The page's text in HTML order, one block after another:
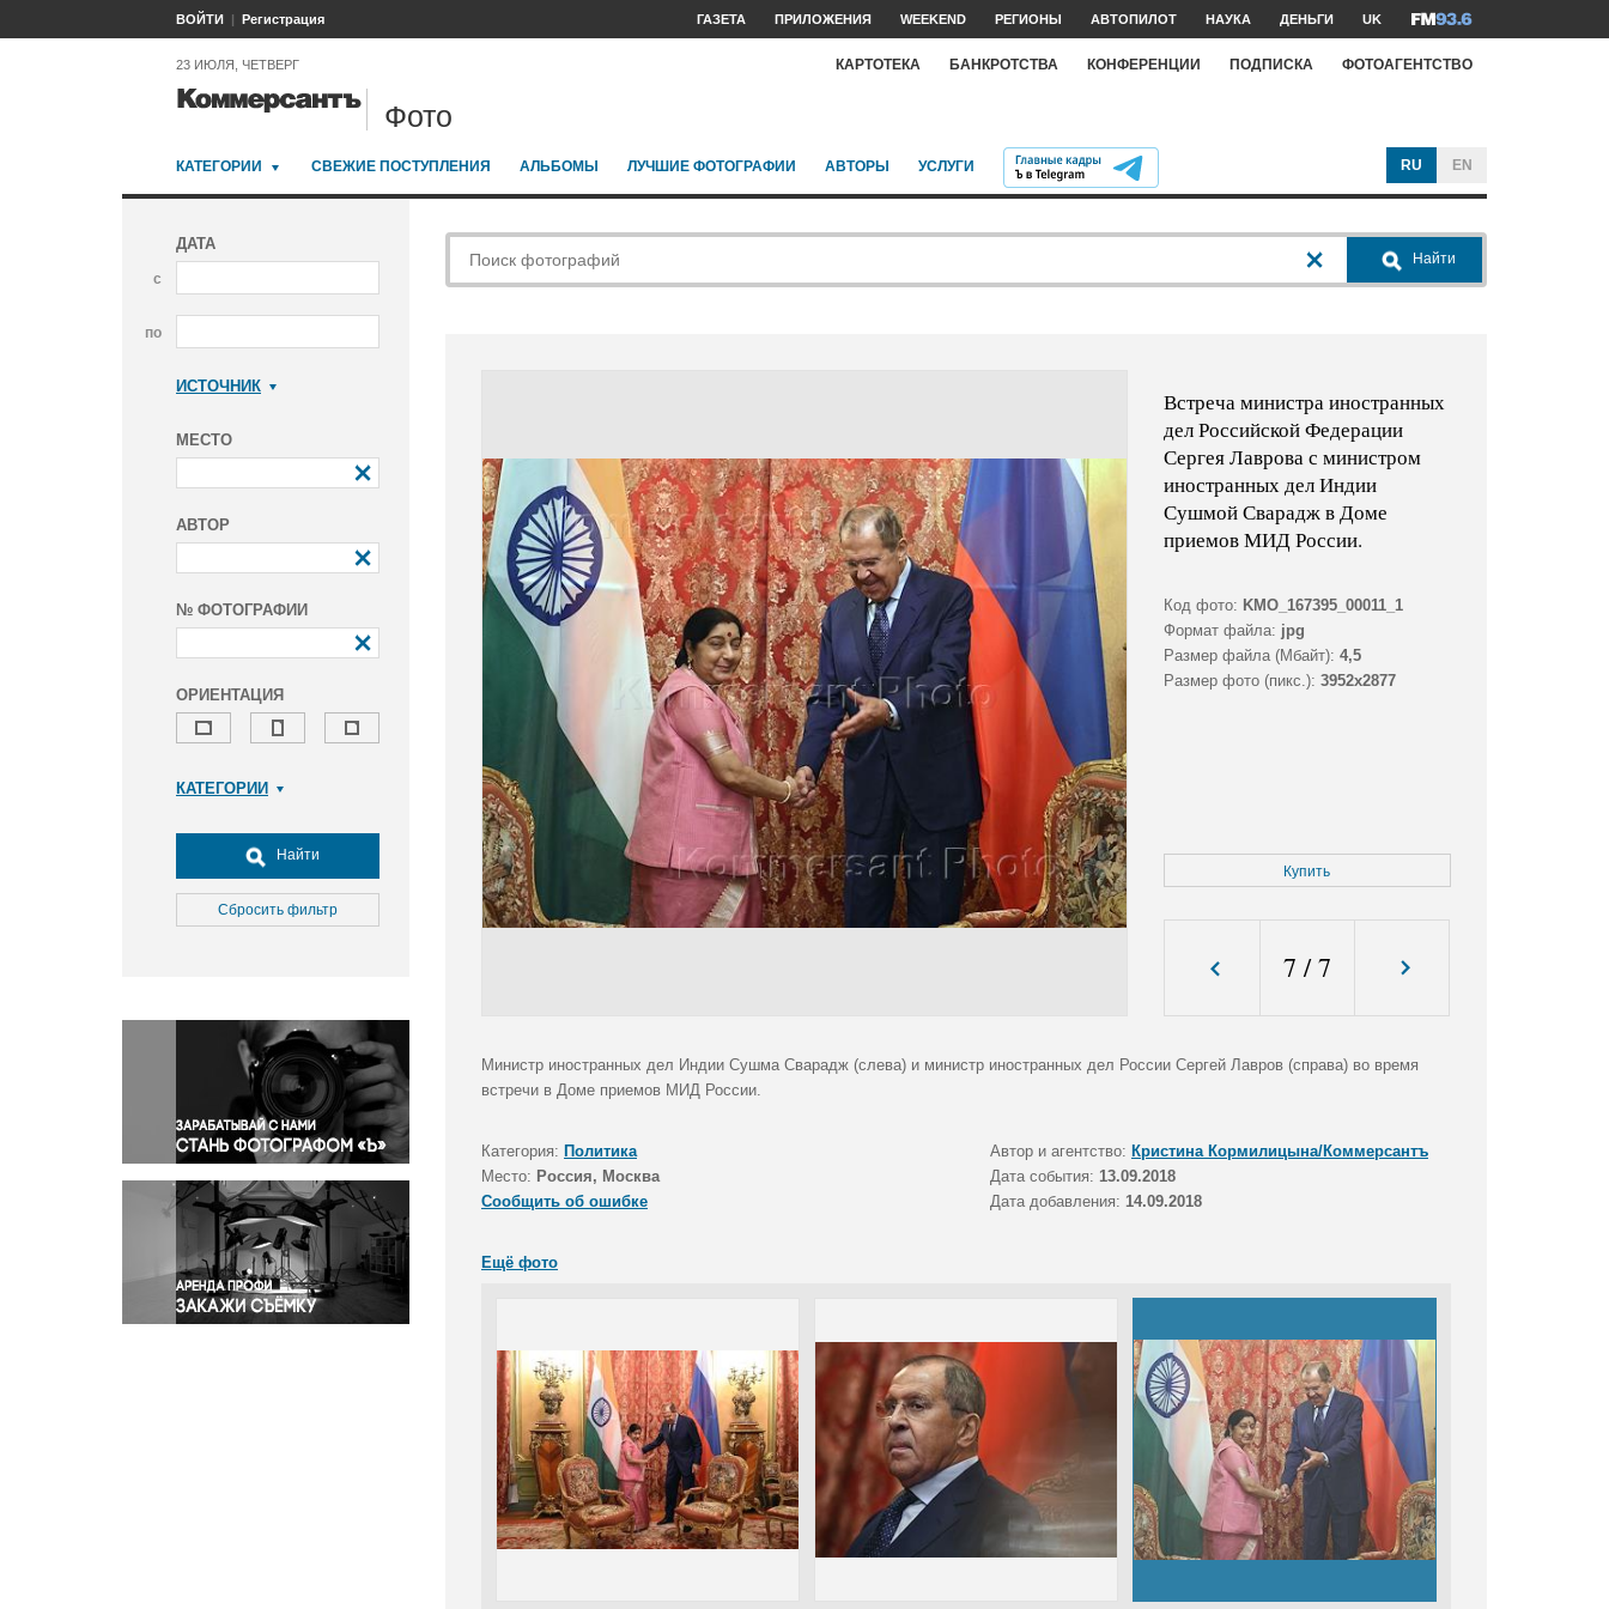
ВОЙТИ Регистрация ГАЗЕТА ПРИЛОЖЕНИЯ WEEKEND РЕГИОНЫ АВТОПИЛОТ НАУКА ДЕНЬГИ UK
23 ИЮЛЯ, ЧЕТВЕРГ КАРТОТЕКА БАНКРОТСТВА КОНФЕРЕНЦИИ ПОДПИСКА ФОТОАГЕНТСТВО
Фото
КАТЕГОРИИ СВЕЖИЕ ПОСТУПЛЕНИЯ АЛЬБОМЫ ЛУЧШИЕ ФОТОГРАФИИ АВТОРЫ УСЛУГИ RU EN
ДАТА
с
по
ИСТОЧНИК
МЕСТО
АВТОР
№ ФОТОГРАФИИ
ОРИЕНТАЦИЯ
КАТЕГОРИИ
Досуг, туризм и отдых
Культура
Медицина
Окружающая среда
Политика
Правосудие
Происшествия и конфликты
Религия
Светская жизнь
Спорт
Экология
Экономика и бизнес
Найти
Сбросить фильтр
Найти
Встреча министра иностранных
дел Российской Федерации
Сергея Лаврова с министром
иностранных дел Индии
Сушмой Сварадж в Доме
приемов МИД России.
Код фото: KMO_167395_00011_1
Формат файла: jpg
Размер файла (Мбайт): 4,5
Размер фото (пикс.): 3952x2877
Купить
7 /7
Министр иностранных дел Индии Сушма Сварадж (слева) и министр иностранных дел России Сергей Лавров (справа) во время
встречи в Доме приемов МИД России.
Категория: Политика Автор и агентство: Кристина Кормилицына/Коммерсантъ
Место: Россия, Москва Дата события: 13.09.2018
Сообщить об ошибке
Дата добавления: 14.09.2018
Ещё фото